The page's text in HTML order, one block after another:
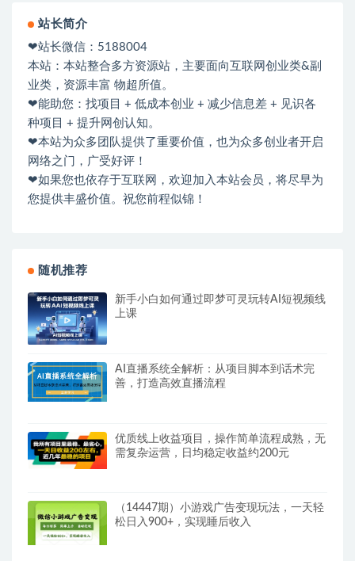
站长简介
❤站长微信：5188004
本站：本站整合多方资源站，主要面向互联网创业类&副
业类，资源丰富 物超所值。
❤能助您：找项目 + 低成本创业 + 减少信息差 + 见识各
种项目 + 提升网创认知。
❤本站为众多团队提供了重要价值，也为众多创业者开启
网络之门，广受好评！
❤如果您也依存于互联网，欢迎加入本站会员，将尽早为
您提供丰盛价值。祝您前程似锦！
随机推荐
新手小白如何通过即梦可灵玩转AI短视频线
上课
AI直播系统全解析：从项目脚本到话术完
善，打造高效直播流程
优质线上收益项目，操作简单流程成熟，无
需复杂运营，日均稳定收益约200元
（14447期）小游戏广告变现玩法，一天轻
松日入900+，实现睡后收入